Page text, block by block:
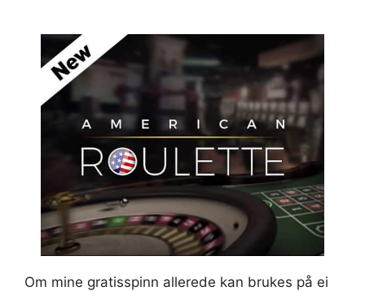
Om mine gratisspinn allerede kan brukes på ei